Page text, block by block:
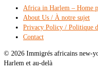
Africa in Harlem – Home
About Us / À notre sujet
Privacy Policy / Politique
Contact
© 2026 Immigrés africains new-
Harlem et au-delà